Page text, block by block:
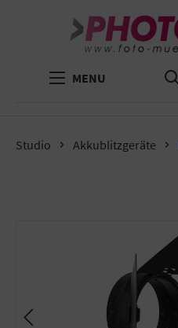
MENU
Studio Akkublitzgeräte